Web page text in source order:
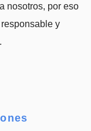
nosotros, por eso
y